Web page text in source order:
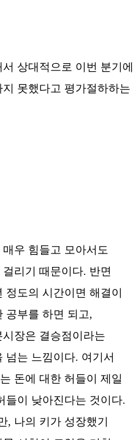
상대적으로 이번 분기에
못했다고 평가절하하는
우 힘들고 모아서도
리기 때문이다. 반면
정도의 시간이면 해결이
공부를 하면 되고,
장은 결승점이라는
넘는 느낌이다. 여기서
돈에 대한 허들이 제일
들이 낮아진다는 것이다.
, 나의 키가 성장했기